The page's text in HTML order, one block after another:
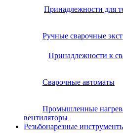
Принадлежности для
Ручные сварочные
Принадлежности к
Сварочные автоматы
Промышленные
вентиляторы
Резьбонарезные